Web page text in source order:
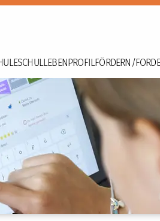
SCHULLEBENPROFILFÖRDERN/